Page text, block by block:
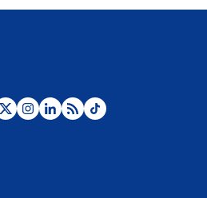
Desde dermatitis hasta infecciones: